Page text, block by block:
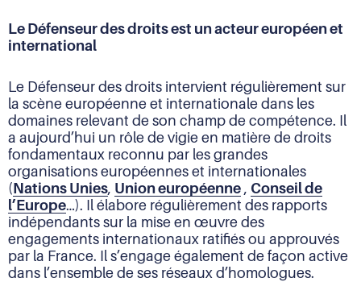
Linkedin
X
de
la
dans
le
presse-
papier
Le Défenseur des droits est un acteur européen et
international
Le Défenseur des droits intervient régulièrement sur
la scène européenne et internationale dans les
domaines relevant de son champ de compétence. Il
a aujourd’hui un rôle de vigie en matière de droits
fondamentaux reconnu par les grandes
organisations européennes et internationales
( Nations Unies, Union européenne , Conseil de
l’Europe…). Il élabore régulièrement des rapports
indépendants sur la mise en œuvre des
engagements internationaux ratifiés ou approuvés
par la France. Il s’engage également de façon active
dans l’ensemble de ses réseaux d’homologues.